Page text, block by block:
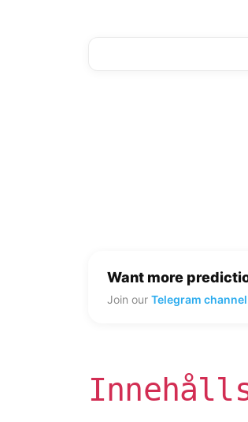
Want more
Join our Telegram channel